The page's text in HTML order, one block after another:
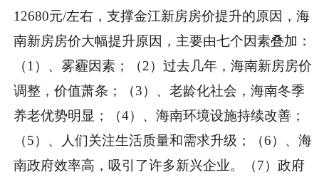
12680元/左右，支撑金江新房房价提升的原因，海
南新房房价大幅提升原因，主要由七个因素叠加：
（1）、雾霾因素；（2）过去几年，海南新房房价
调整，价值萧条；（3）、老龄化社会，海南冬季
养老优势明显；（4）、海南环境设施持续改善；
（5）、人们关注生活质量和需求升级；（6）、海
南政府效率高，吸引了许多新兴企业。（7）政府